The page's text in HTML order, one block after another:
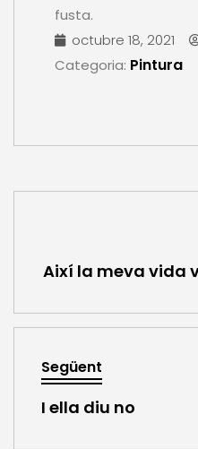
fusta.
octubre 18, 2021
Categoria: Pintura
Així la meva vida
Següent
I ella diu no